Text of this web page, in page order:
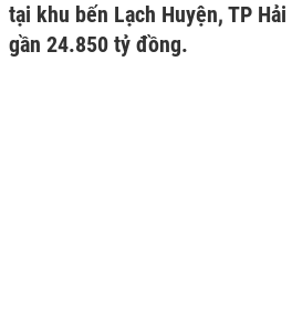
tại khu bến Lạch Huyện, TP
gần 24.850 tỷ đồng.